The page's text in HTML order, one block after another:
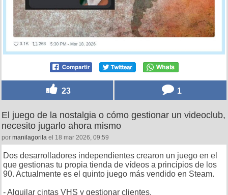
23 1
El juego de la nostalgia o cómo gestionar un videoclub,
necesito jugarlo ahora mismo
por manilagorila el 18 mar 2026, 09:59
Dos desarrolladores independientes crearon un juego en el
que gestionas tu propia tienda de vídeos a principios de los
90. Actualmente es el quinto juego más vendido en Steam.
- Alquilar cintas VHS y gestionar clientes.